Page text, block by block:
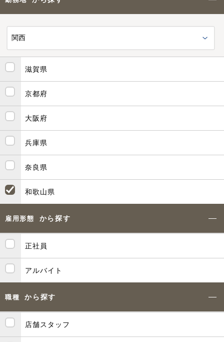
滋賀県
京都府
大阪府
兵庫県
奈良県
和歌山県
雇用形態 から探す
正社員
アルバイト
職種 から探す
店舗スタッフ